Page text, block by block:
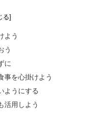
よう
う
に
事を心掛けよう
ようにする
活用しよう